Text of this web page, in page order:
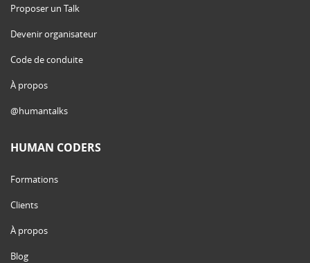
Proposer un Talk
Devenir organisateur
Code de conduite
À propos
@humantalks
HUMAN CODERS
Formations
Clients
À propos
Blog